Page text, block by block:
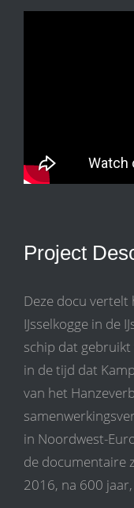
Project
Deze docu vertelt
IJsselkogge in de
schip dat
in de tijd dat
van het
in Noordwest-
de documentaire
2016, na 600